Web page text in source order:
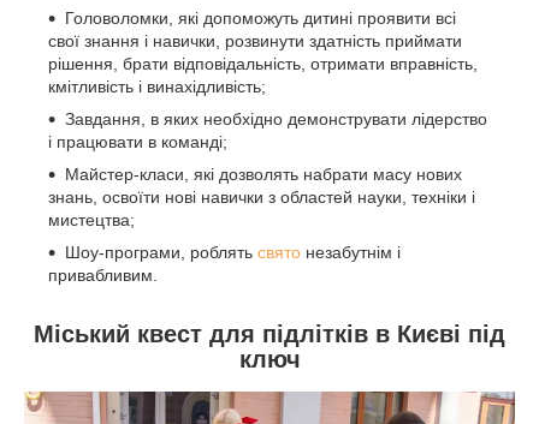
Головоломки, які допоможуть дитині проявити всі
свої знання і навички, розвинути здатність приймати
рішення, брати відповідальність, отримати вправність,
кмітливість і винахідливість;
Завдання, в яких необхідно демонструвати лідерство
і працювати в команді;
Майстер-класи, які дозволять набрати масу нових
знань, освоїти нові навички з областей науки, техніки і
мистецтва;
Шоу-програми, роблять свято незабутнім і
привабливим.
Міський квест для підлітків в Києві під
ключ